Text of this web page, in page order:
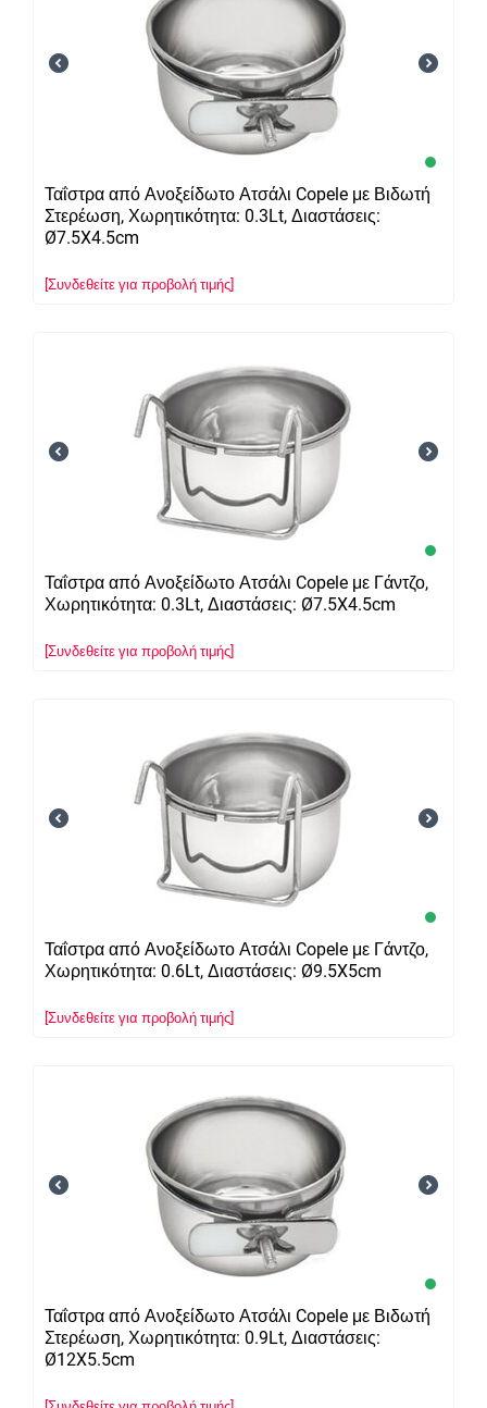
Ταΐστρα από Ανοξείδωτο Ατσάλι Copele με Βιδωτή
Στερέωση, Χωρητικότητα: 0.3Lt, Διαστάσεις:
Ø7.5X4.5cm
[Συνδεθείτε για προβολή τιμής]
Ταΐστρα από Ανοξείδωτο Ατσάλι Copele με Γάντζο,
Χωρητικότητα: 0.3Lt, Διαστάσεις: Ø7.5X4.5cm
[Συνδεθείτε για προβολή τιμής]
Ταΐστρα από Ανοξείδωτο Ατσάλι Copele με Γάντζο,
Χωρητικότητα: 0.6Lt, Διαστάσεις: Ø9.5X5cm
[Συνδεθείτε για προβολή τιμής]
Ταΐστρα από Ανοξείδωτο Ατσάλι Copele με Βιδωτή
Στερέωση, Χωρητικότητα: 0.9Lt, Διαστάσεις:
Ø12X5.5cm